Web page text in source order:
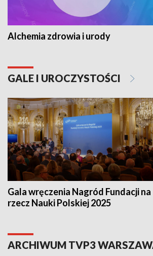
Alchemia zdrowia i urody
GALE I UROCZYSTOŚCI
Gala wręczenia Nagród Fundacji na
rzecz Nauki Polskiej 2025
ARCHIWUM TVP3